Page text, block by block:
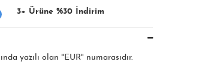
3+ Ürüne %30 İndirim
yazılı olan "EUR" numarasıdır.